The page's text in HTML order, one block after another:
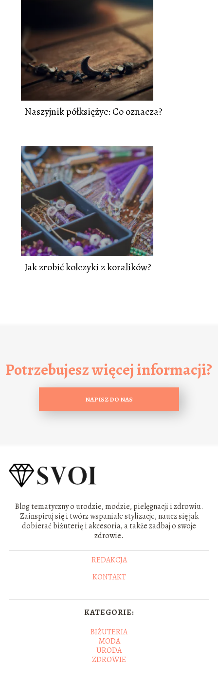
Naszyjnik półksiężyc: Co oznacza?
Jak zrobić kolczyki z koralików?
Potrzebujesz więcej informacji?
NAPISZ DO NAS
Blog tematyczny o urodzie, modzie, pielęgnacji i zdrowiu.
Zainspiruj się i twórz wspaniałe stylizacje, naucz się jak
dobierać biżuterię i akcesoria, a także zadbaj o swoje
zdrowie.
REDAKCJA
KONTAKT
KATEGORIE:
BIŻUTERIA
MODA
URODA
ZDROWIE